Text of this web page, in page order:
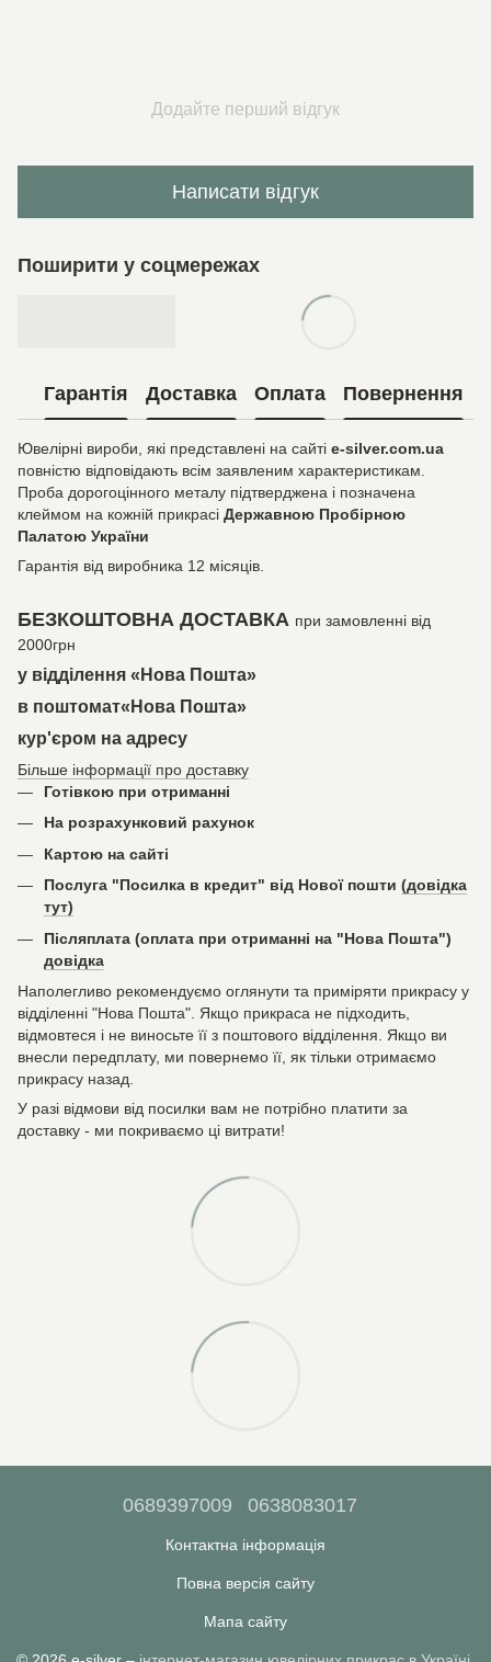
Додайте перший відгук
Написати відгук
Поширити у соцмережах
Гарантія Доставка Оплата Повернення
Ювелірні вироби, які представлені на сайті e-silver.com.ua
повністю відповідають всім заявленим характеристикам.
Проба дорогоцінного металу підтверджена і позначена
клеймом на кожній прикрасі Державною Пробірною
Палатою України
Гарантія від виробника 12 місяців.
БЕЗКОШТОВНА ДОСТАВКА при замовленні від
2000грн
у відділення «Нова Пошта»
в поштомат«Нова Пошта»
кур'єром на адресу
Більше інформації про доставку
Готівкою при отриманні
На розрахунковий рахунок
Картою на сайті
Послуга "Посилка в кредит" від Нової пошти (довідка
тут)
Післяплата (оплата при отриманні на "Нова Пошта")
довідка
Наполегливо рекомендуємо оглянути та приміряти прикрасу у
відділенні "Нова Пошта". Якщо прикраса не підходить,
відмовтеся і не виносьте її з поштового відділення. Якщо ви
внесли передплату, ми повернемо її, як тільки отримаємо
прикрасу назад.
У разі відмови від посилки вам не потрібно платити за
доставку - ми покриваємо ці витрати!
0689397009 0638083017
Контактна інформація
Повна версія сайту
Мапа сайту